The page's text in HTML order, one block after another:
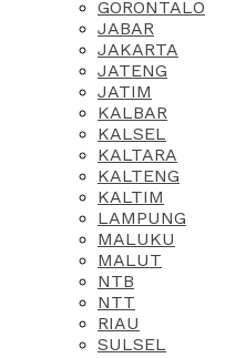
GORONTALO
JABAR
JAKARTA
JATENG
JATIM
KALBAR
KALSEL
KALTARA
KALTENG
KALTIM
LAMPUNG
MALUKU
MALUT
NTB
NTT
RIAU
SULSEL